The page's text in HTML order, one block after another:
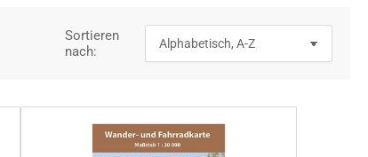
Sortieren
nach: